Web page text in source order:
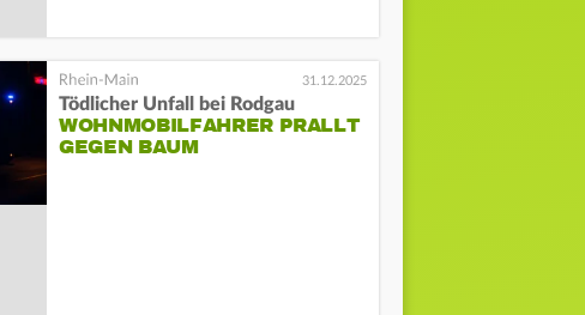
31.12.2025
Tödlicher Unfall bei Rodgau
WOHNMOBILFAHRER PRALLT
GEGEN BAUM